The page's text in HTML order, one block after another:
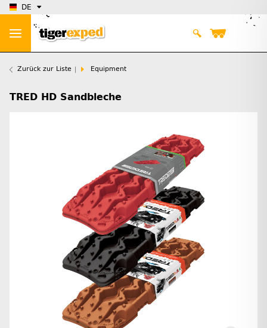
DE
Zurück zur Liste Equipment
TRED HD Sandbleche